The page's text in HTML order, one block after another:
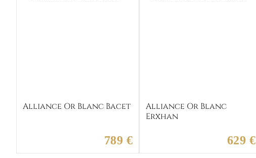
Alliance Or Blanc Bacet
789 €
Alliance Or Blanc
Erxhan
629 €